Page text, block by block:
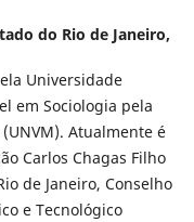
do Rio de Janeiro,
Universidade
em Sociologia pela
Atualmente é
Carlos Chagas Filho
de Janeiro, Conselho
e Tecnológico